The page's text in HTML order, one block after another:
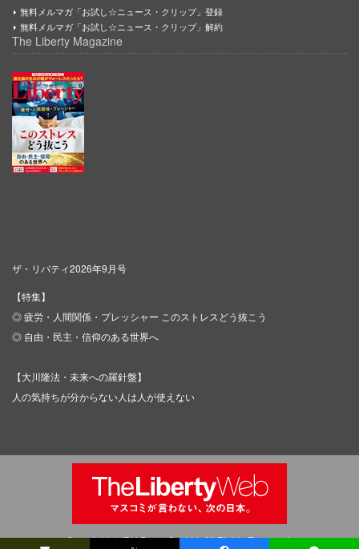
無料メルマガ「お試し☆ニュース・クリップ」登録
無料メルマガ「お試し☆ニュース・クリップ」解約
The Liberty Magazine
ザ・リバティ2026年9月号
【特集】
◎ 疲労・人間関係・プレッシャー このストレスどう抜こう
◎ 自由・民主・信仰のある世界へ
【大川隆法・未来への羅針盤】
人の気持ちが分からない人は人が使えない
Copyright © IRH Press Co.,Ltd. All Rights Reserved.